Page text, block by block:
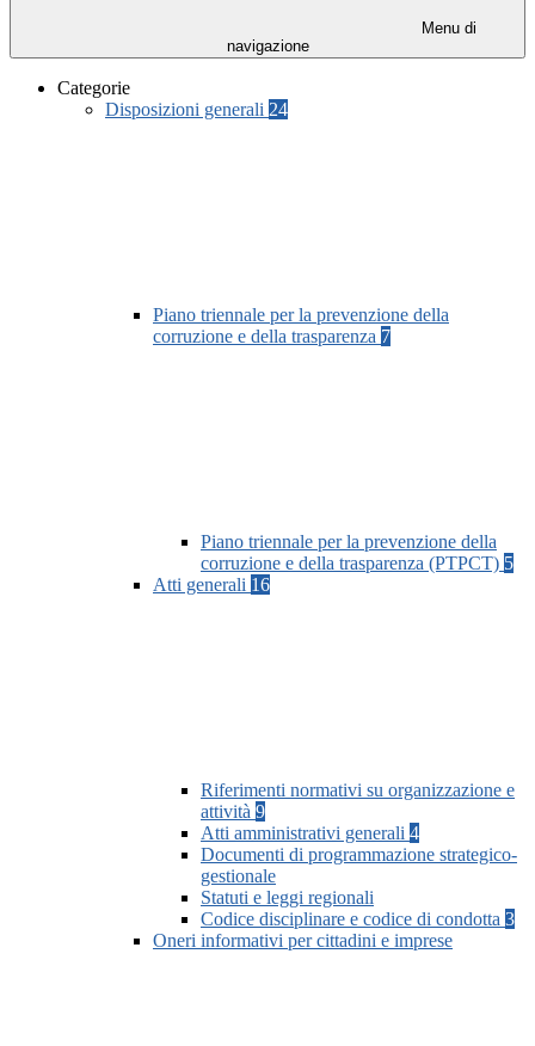
Menu di
navigazione
Categorie
Disposizioni generali 24
Piano triennale per la prevenzione della
corruzione e della trasparenza 7
Piano triennale per la prevenzione della
corruzione e della trasparenza (PTPCT) 5
Atti generali 16
Riferimenti normativi su organizzazione e
attività 9
Atti amministrativi generali 4
Documenti di programmazione strategico-
gestionale
Statuti e leggi regionali
Codice disciplinare e codice di condotta 3
Oneri informativi per cittadini e imprese